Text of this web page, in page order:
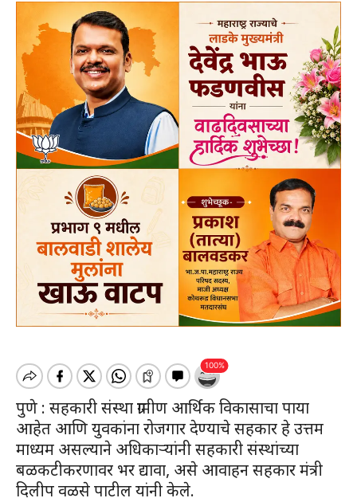
पुणे : सहकारी संस्था ग्रामीण आर्थिक विकासाचा पाया
आहेत आणि युवकांना रोजगार देण्याचे सहकार हे उत्तम
माध्यम असल्याने अधिकाऱ्यांनी सहकारी संस्थांच्या
बळकटीकरणावर भर द्यावा, असे आवाहन सहकार मंत्री
दिलीप वळसे पाटील यांनी केले.